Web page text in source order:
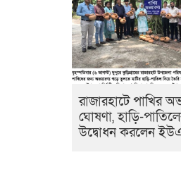
রাজারহাটে পাখির
ঘোষণা, হাড়ি-
উদ্বোধন করলেন